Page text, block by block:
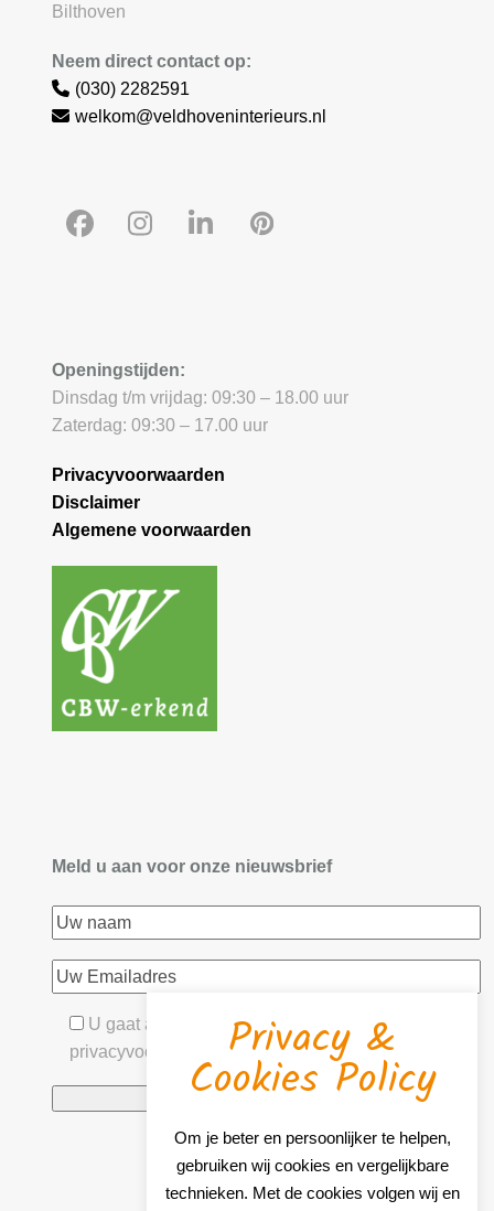
Bilthoven
Neem direct contact op:
(030) 2282591
welkom@veldhoveninterieurs.nl
Facebook
Instagram
LinkedInPinterest
Openingstijden:
Dinsdag t/m vrijdag: 09:30 – 18.00 uur
Zaterdag: 09:30 – 17.00 uur
Privacyvoorwaarden
Disclaimer
Algemene voorwaarden
Meld u aan voor onze nieuwsbrief
U gaat akkoord met onze algemene- &
privacyvoorwaarden Privacy &
Cookies Policy
Om je beter en persoonlijker te helpen,
gebruiken wij cookies en vergelijkbare
technieken. Met de cookies volgen wij en